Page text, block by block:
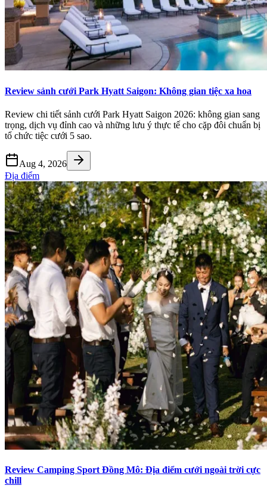
Review sảnh cưới Park Hyatt Saigon: Không gian tiệc xa hoa
Review chi tiết sảnh cưới Park Hyatt Saigon 2026: không gian sang
trọng, dịch vụ đỉnh cao và những lưu ý thực tế cho cặp đôi chuẩn bị
tổ chức tiệc cưới 5 sao.
Aug 4, 2026
Địa điểm
Review Camping Sport Đồng Mô: Địa điểm cưới ngoài trời cực
chill